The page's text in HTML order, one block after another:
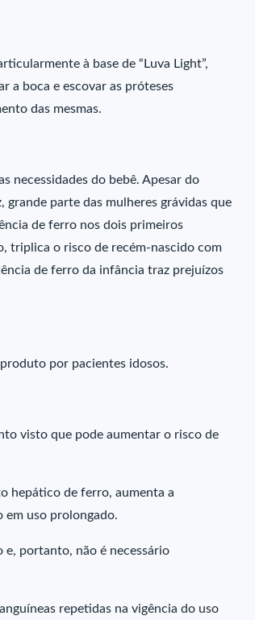
à base de “Luva Light”,
a boca e escovar as próteses
das mesmas.
necessidades do bebê. Apesar do
parte das mulheres grávidas que
de ferro nos dois primeiros
triplica o risco de recém-nascido com
de ferro da infância traz prejuízos
por pacientes idosos.
visto que pode aumentar o risco de
hepático de ferro, aumenta a
em uso prolongado.
e, portanto, não é necessário
repetidas na vigência do uso